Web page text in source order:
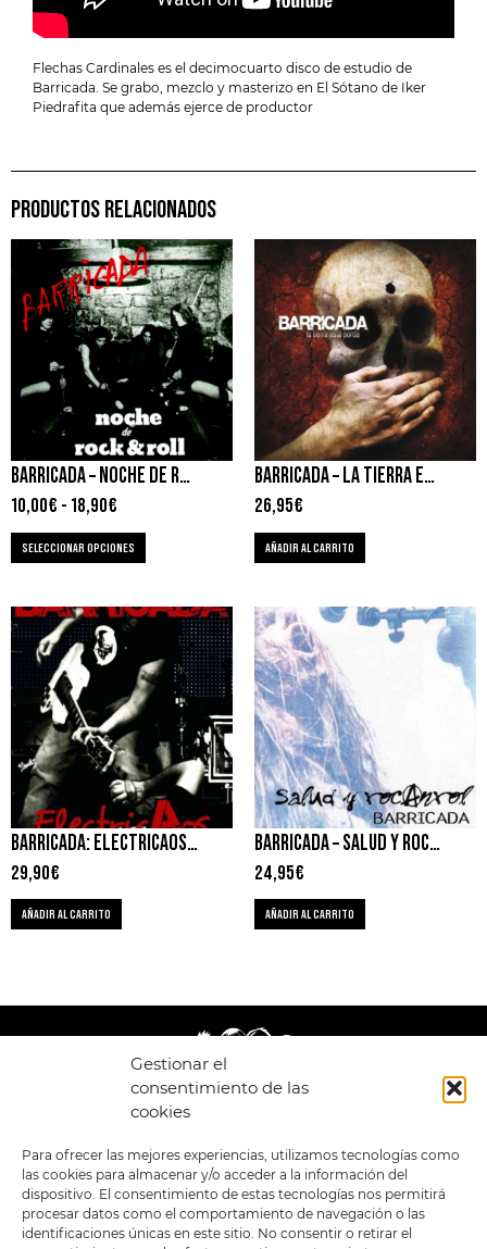
Gestionar el
consentimiento de las
cookies
Para ofrecer las mejores experiencias, utilizamos tecnologías como
las cookies para almacenar y/o acceder a la información del
dispositivo. El consentimiento de estas tecnologías nos permitirá
procesar datos como el comportamiento de navegación o las
identificaciones únicas en este sitio. No consentir o retirar el
Flechas Cardinales es el decimocuarto disco de estudio de
Barricada. Se grabo, mezclo y masterizo en El Sótano de Iker
Piedrafita que además ejerce de productor
PRODUCTOS RELACIONADOS
BARRICADA – NOCHE DE ROCK & ROLL
10,00€ - 18,90€
SELECCIONAR OPCIONES
BARRICADA – LA TIERRA ESTA SORDA
26,95€
AÑADIR AL CARRITO
BARRICADA: ELECTRICAOS – DAVID MARIEZKURRENA Y FERNANDO F. GARAYOA
29,90€
AÑADIR AL CARRITO
BARRICADA – SALUD Y ROCANROL
24,95€
AÑADIR AL CARRITO
LEGAL
POLÍTICA DE
PRIVACIDAD
TÉRMINOS Y
CONDICIONES
ENLACES
TIENDA
ESTILOS
FORMATOS
PREVENTAS
OFERTAS